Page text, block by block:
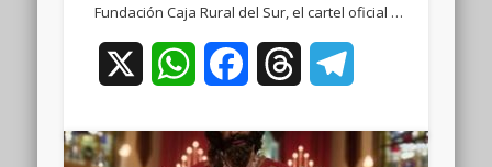
Fundación Caja Rural del Sur, el cartel oficial …
WhatsAppFacebookThreads